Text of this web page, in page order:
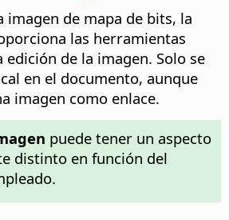
imagen de mapa de bits, la
las herramientas
edición de la imagen. Solo se
en el documento, aunque
imagen como enlace.
puede tener un aspecto
distinto en función del